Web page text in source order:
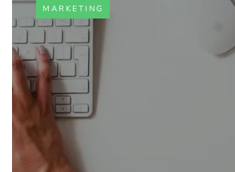
MARKETING